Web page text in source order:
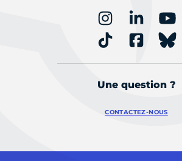
Une question ?
CONTACTEZ-NOUS